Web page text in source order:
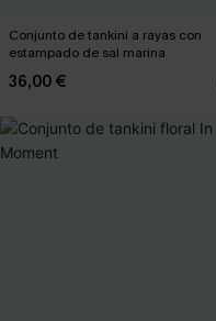
Conjunto de tankini a rayas con
estampado de sal marina
36,00 €